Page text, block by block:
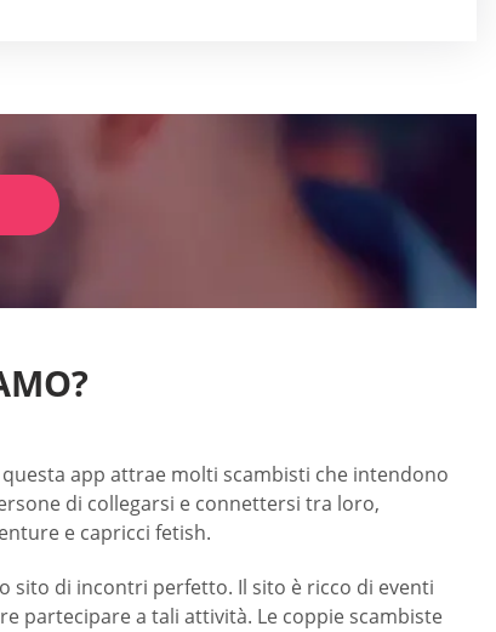
app attrae molti scambisti che intendono
di collegarsi e connettersi tra loro,
e capricci fetish.
sito di incontri perfetto. Il sito è ricco di eventi
partecipare a tali attività. Le coppie scambiste